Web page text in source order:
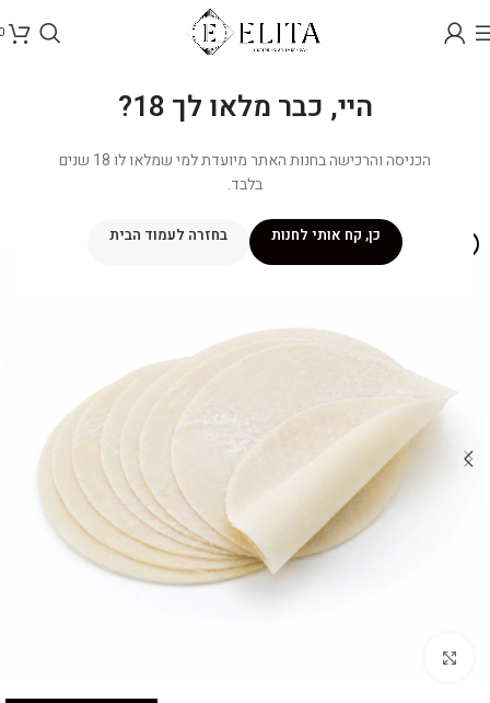
היי, כבר מלאו לך 18?
הכניסה והרכישה בחנות האתר מיועדת למי שמלאו לו 18 שנים
בלבד.
כן, קח אותי לחנות בחזרה לעמוד הבית איסוף עצמי בלבד